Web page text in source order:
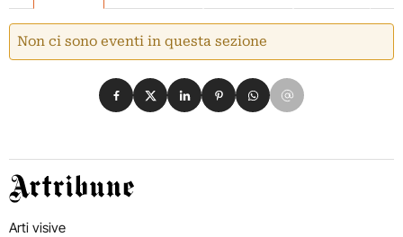
Non ci sono eventi in questa sezione
Condividi su Facebook
Condividi su X
Condividi su LinkedIn
Condividi su Pinterest
Condividi su WhatsApp
Condividi su Email
Artribune
Arti visive